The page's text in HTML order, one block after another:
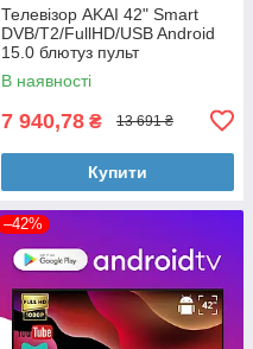
Телевізор AKAI 42" Smart
DVB/T2/FullHD/USB Android
15.0 блютуз пульт
В наявності
7 940,78 ₴ 13 691 ₴
Купити
–42%